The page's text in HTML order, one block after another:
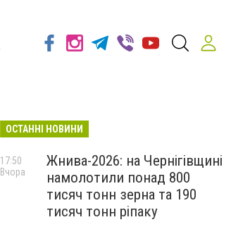
ОСТАННІ НОВИНИ
Жнива-2026: на Чернігівщині
намолотили понад 800
тисяч тонн зерна та 190
тисяч тонн ріпаку
17:50
Вчора